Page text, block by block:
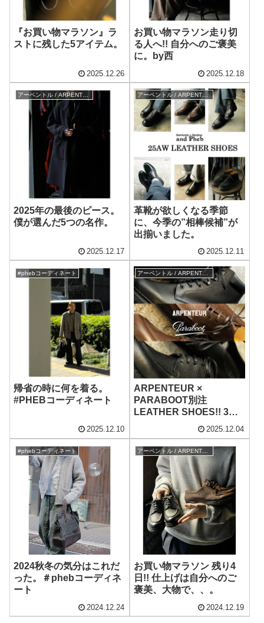
『お買い物マラソン』ラ
ストに残した5アイテム。
2025.12.26
お買い物マラソン走り切
る人へ!! 自分へのご褒美
に。by西
2025.12.18
アーペントル / ARPENTEUR
2025年の最後のピース。
僕が選んだ5つの名作。
2025.12.17
アーペントル / ARPENTEUR
革靴が欲しくなる季節
に、今季の”相棒候補”が
出揃いました。
2025.12.11
#phebコーディネート
帰省の時に何を着る。
#PHEBコーディネート
2025.12.10
アーペントル / ARPENTEUR
ARPENTEUR ×
PARABOOT別注
LEATHER SHOES!! 3型
2025.12.04
#phebコーディネート
2024秋冬の気分はこれだ
った。＃phebコーディネ
ート
2024.12.24
アーペントル / ARPENTEUR
お買い物マラソン 残り4
日!! 仕上げは自分へのご
褒美、大物で、、。
2024.12.19